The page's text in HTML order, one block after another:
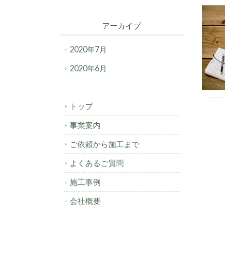
アーカイブ
2020年7月
2020年6月
トップ
事業案内
ご依頼から施工まで
よくあるご質問
施工事例
会社概要